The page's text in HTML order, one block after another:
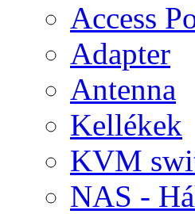
Access
Adapter
Antenna
Kellékek
KVM
NAS -